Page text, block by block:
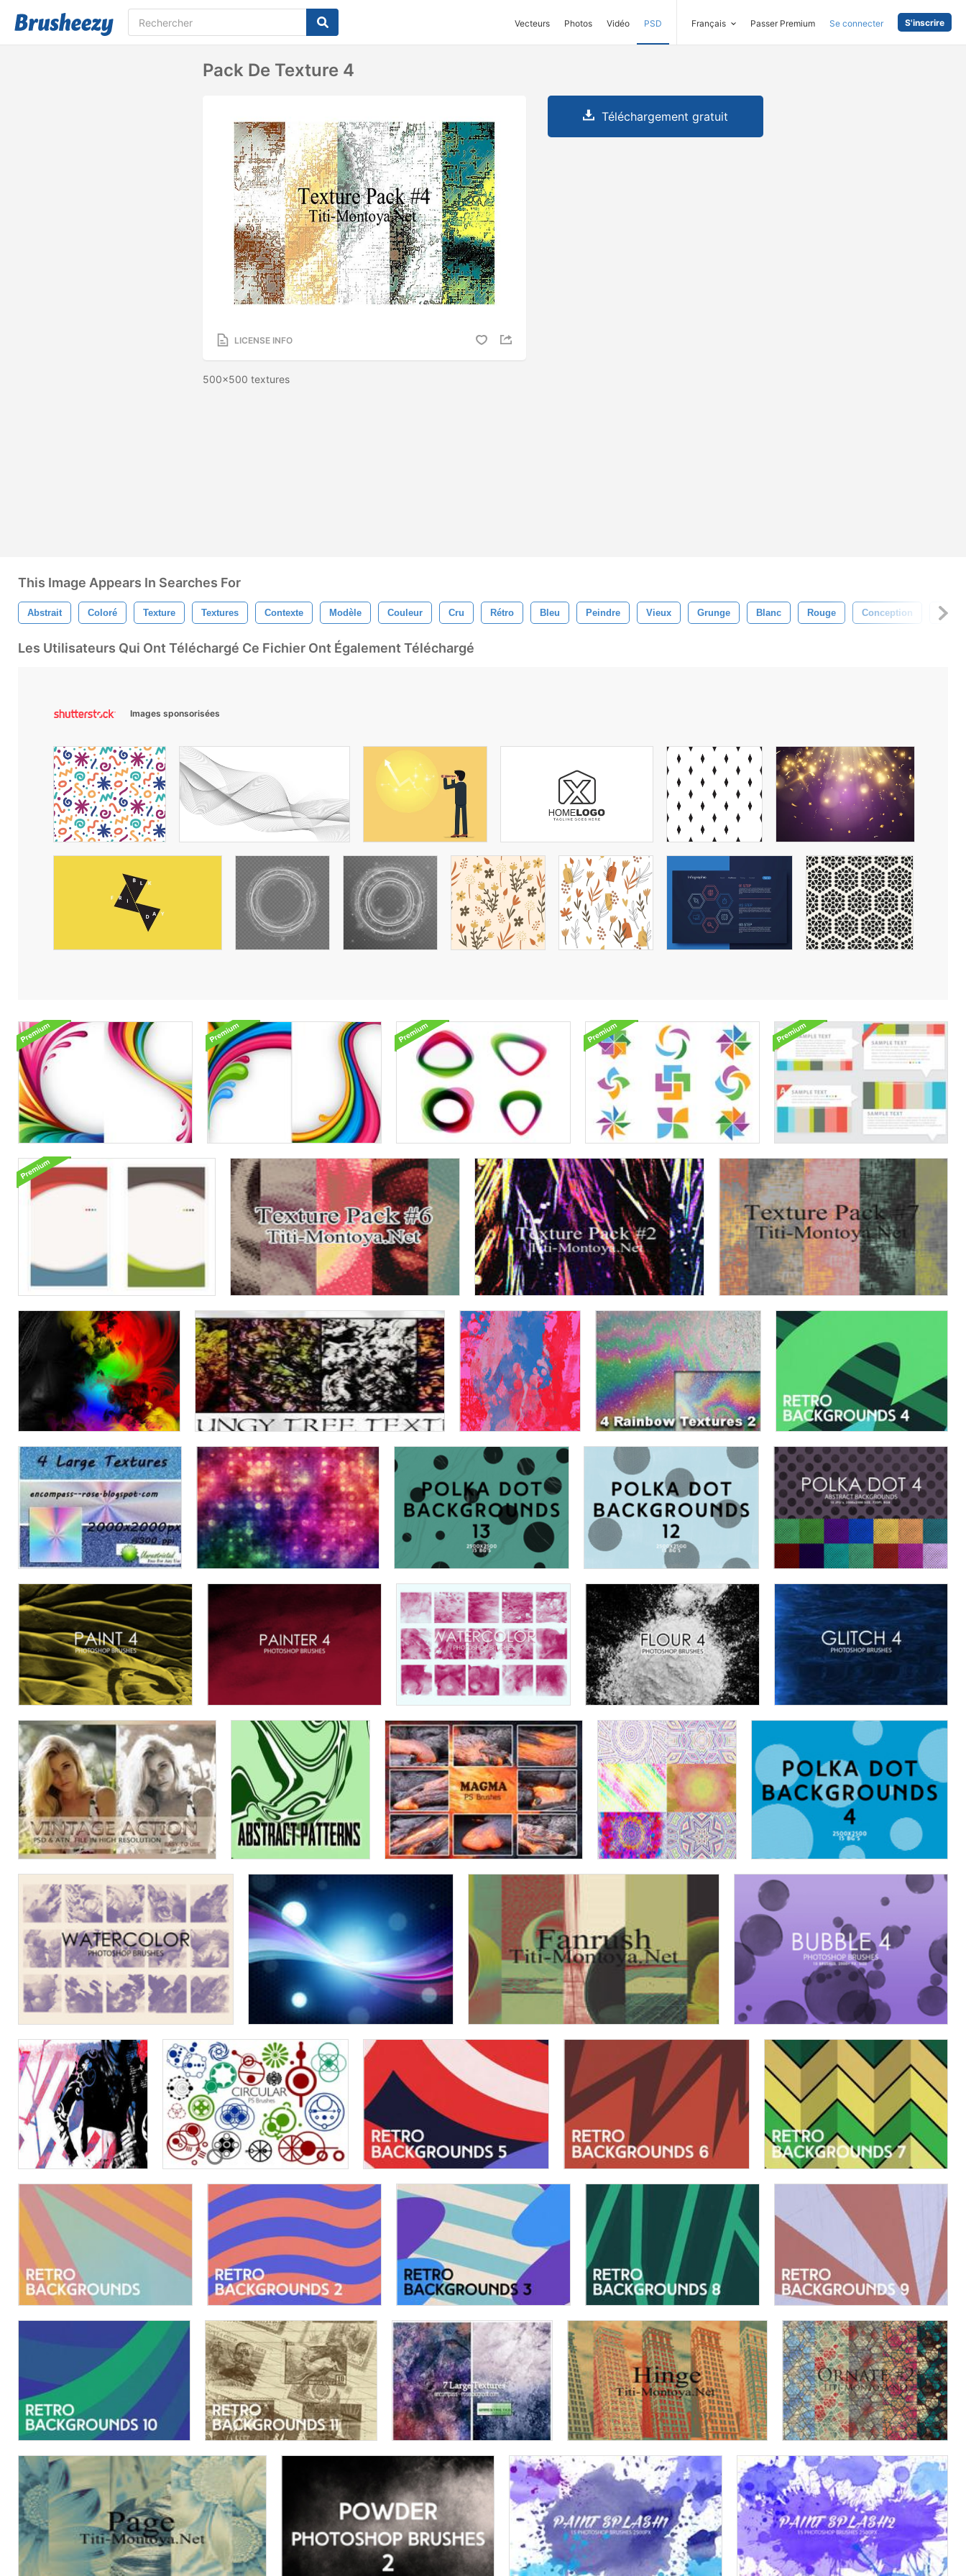
Vecteurs Photos Vidéo PSD Français Passer Premium Se connecter S'inscrire
Pack De Texture 4
LICENSE INFO
500x500 textures
Téléchargement gratuit
This Image Appears In Searches For
Abstrait Coloré Texture Textures Contexte Modèle Couleur Cru Rétro Bleu Peindre Vieux Grunge Blanc Rouge Conception Vert
Les Utilisateurs Qui Ont Téléchargé Ce Fichier Ont Également Téléchargé
Images sponsorisées